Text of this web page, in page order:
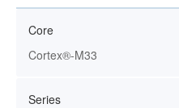
Core
Cortex®-M33
Series